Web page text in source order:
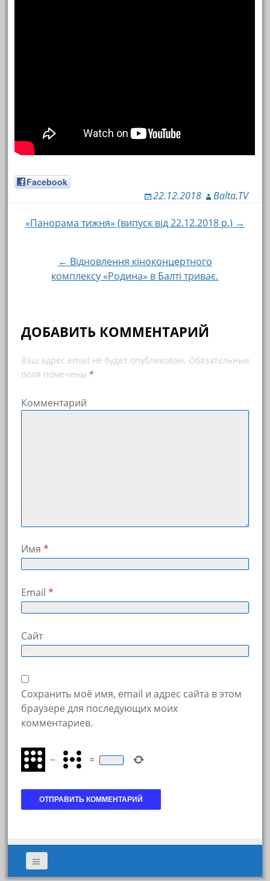
Facebook
22.12.2018 Balta.TV
Навигация по записям
«Панорама тижня» (випуск від 22.12.2018 р.) →
← Відновлення кіноконцертного
комплексу «Родина» в Балті триває.
ДОБАВИТЬ КОММЕНТАРИЙ
Ваш адрес email не будет опубликован. Обязательные
поля помечены *
Комментарий
Имя *
Email *
Сайт
Сохранить моё имя, email и адрес сайта в этом
браузере для последующих моих
комментариев.
− =